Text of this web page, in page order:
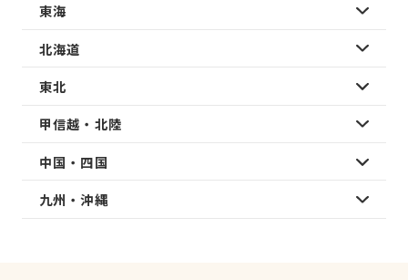
東海
北海道
東北
甲信越・北陸
中国・四国
九州・沖縄